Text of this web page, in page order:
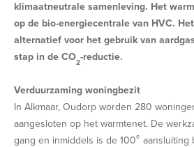
klimaatneutrale samenleving. Het
op de bio-energiecentrale van HVC.
alternatief voor het gebruik van
stap in de CO2-reductie.
Verduurzaming woningbezit
In Alkmaar, Oudorp worden 280
aangesloten op het warmtenet. De
gang en inmiddels is de 100e aansluiting